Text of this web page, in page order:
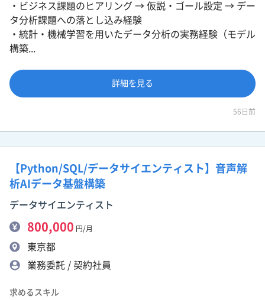
・ビジネス課題のヒアリング → 仮説・ゴール設定 → デー
タ分析課題への落とし込み経験
・統計・機械学習を用いたデータ分析の実務経験（モデル
構築...
詳細を見る
56日前
【Python/SQL/データサイエンティスト】音声解
析AIデータ基盤構築
データサイエンティスト
800,000 円/月
東京都
業務委託 / 契約社員
求めるスキル